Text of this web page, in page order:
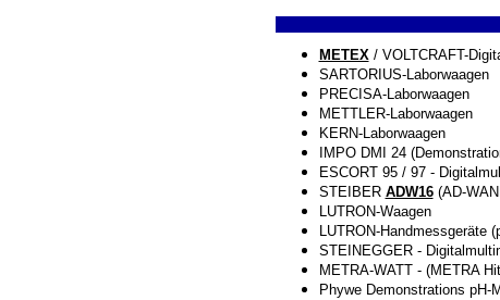
METEX/ VOLTCRAFT-
SARTORIUS-Laborwaagen
PRECISA-Laborwaagen
METTLER-Laborwaagen
KERN-Laborwaagen
IMPO DMI 24
ESCORT 95 / 97 -
STEIBER ADW16(AD-
LUTRON-Waagen
LUTRON-Handmessgeräte
STEINEGGER -
METRA-WATT - (METRA
Phywe Demonstrations pH-